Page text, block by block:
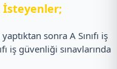
İsteyenler;
sonra A Sınıfı iş
iş güvenliği sınavlarında